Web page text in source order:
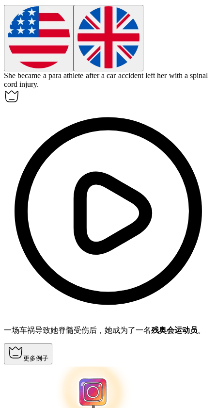
She became a para athlete after a car accident left her with a spinal
cord injury.
一场车祸导致她脊髓受伤后，她成为了一名残奥会运动员。
更多例子